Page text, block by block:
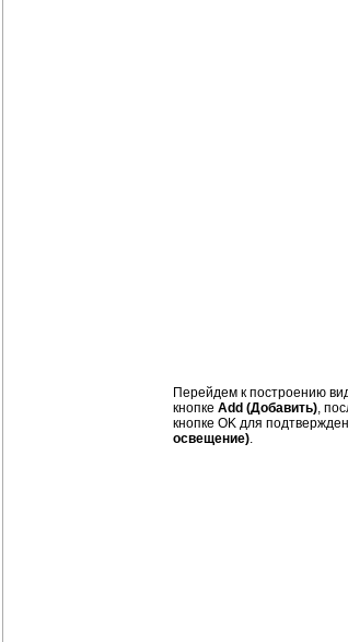
Перейдем к построению
кнопке Add (Добавить) ,
кнопке OK для
освещение)